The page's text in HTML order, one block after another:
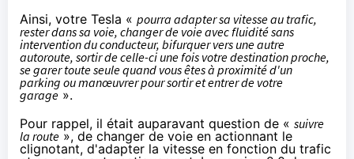
Ainsi, votre Tesla « pourra adapter sa vitesse au trafic,
rester dans sa voie, changer de voie avec fluidité sans
intervention du conducteur, bifurquer vers une autre
autoroute, sortir de celle-ci une fois votre destination proche,
se garer toute seule quand vous êtes à proximité d'un
parking ou manœuvrer pour sortir et entrer de votre
garage ».
Pour rappel, il était auparavant question de « suivre
la route », de changer de voie en actionnant le
clignotant, d'adapter la vitesse en fonction du trafic